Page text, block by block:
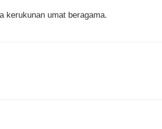
kerukunan umat beragama.